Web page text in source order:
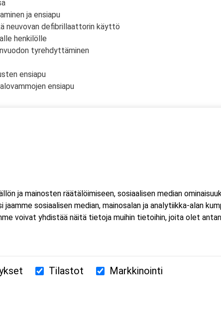
ja ensiapu
neuvovan defibrillaattorin käyttö
henkilölle
tyrehdyttäminen
ensiapu
ensiapu
tapahtuu Microsoft Teams-sovelluksella. Voit osallistua
haluat ladata Teams-sovelluksen, löydät sen omasta
21 / 00380 Helsinki
ja mainosten räätälöimiseen, sosiaalisen median
jaamme sosiaalisen median, mainosalan ja analytiikka-alan
voivat yhdistää näitä tietoja muihin tietoihin, joita olet
Tilastot Markkinointi